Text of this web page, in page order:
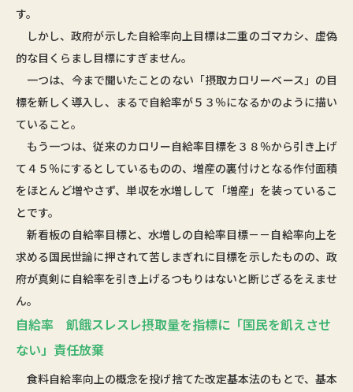
す。
しかし、政府が示した自給率向上目標は二重のゴマカシ、虚偽
的な目くらまし目標にすぎません。
一つは、今まで聞いたことのない「摂取カロリーベース」の目
標を新しく導入し、まるで自給率が５３％になるかのように描い
ていること。
もう一つは、従来のカロリー自給率目標を３８％から引き上げ
て４５％にするとしているものの、増産の裏付けとなる作付面積
をほとんど増やさず、単収を水増しして「増産」を装っているこ
とです。
新看板の自給率目標と、水増しの自給率目標－－自給率向上を
求める国民世論に押されて苦しまぎれに目標を示したものの、政
府が真剣に自給率を引き上げるつもりはないと断じざるをえませ
ん。
自給率 飢餓スレスレ摂取量を指標に「国民を飢えさせ
ない」責任放棄
食料自給率向上の概念を投げ捨てた改定基本法のもとで、基本